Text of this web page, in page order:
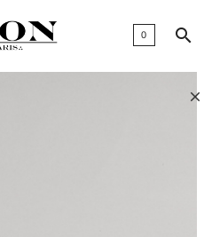
0 
